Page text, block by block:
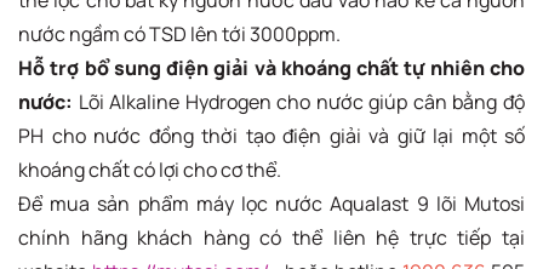
nước ngầm có TSD lên tới 3000ppm.
Hỗ trợ bổ sung điện giải và khoáng chất tự nhiên cho
nước: Lõi Alkaline Hydrogen cho nước giúp cân bằng độ
PH cho nước đồng thời tạo điện giải và giữ lại một số
khoáng chất có lợi cho cơ thể.
Để mua sản phẩm máy lọc nước Aqualast 9 lõi Mutosi
chính hãng khách hàng có thể liên hệ trực tiếp tại